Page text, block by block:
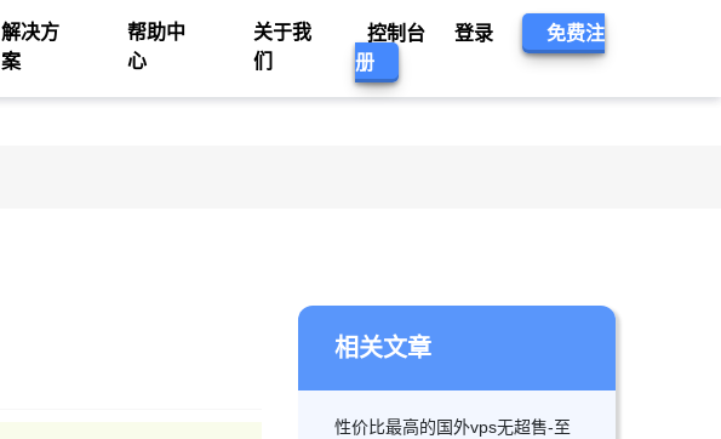
解决方
案
帮助中
心
关于我
们
控制台 登录
免费注
册
相关文章
性价比最高的国外vps无超售-至